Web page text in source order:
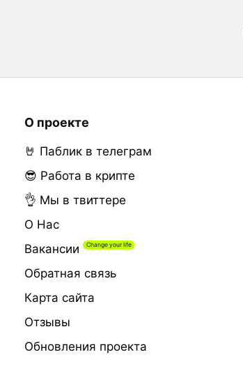
О проекте
🤘 Паблик в телеграм
😎 Работа в крипте
👌 Мы в твиттере
О Нас
Вакансии
Обратная связь
Карта сайта
Отзывы
Обновления проекта